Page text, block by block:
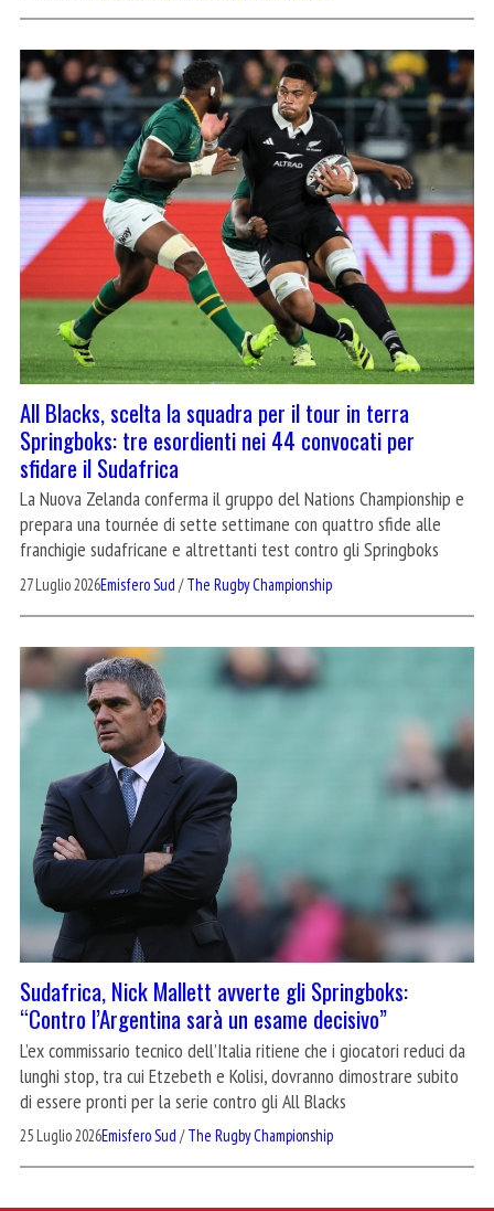
All Blacks, scelta la squadra per il tour in terra
Springboks: tre esordienti nei 44 convocati per
sfidare il Sudafrica
La Nuova Zelanda conferma il gruppo del Nations Championship e
prepara una tournée di sette settimane con quattro sfide alle
franchigie sudafricane e altrettanti test contro gli Springboks
27 Luglio 2026Emisfero Sud /The Rugby Championship
Sudafrica, Nick Mallett avverte gli Springboks:
“Contro l’Argentina sarà un esame decisivo”
L’ex commissario tecnico dell’Italia ritiene che i giocatori reduci da
lunghi stop, tra cui Etzebeth e Kolisi, dovranno dimostrare subito
di essere pronti per la serie contro gli All Blacks
25 Luglio 2026Emisfero Sud /The Rugby Championship